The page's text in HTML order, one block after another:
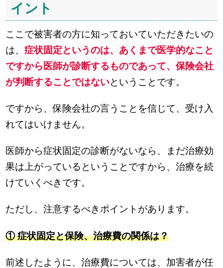
イント
ここで被害者の方に知っておいていただきたいの
は、症状固定というのは、あくまで医学的なこと
ですから医師が診断するものであって、保険会社
が判断することではないということです。
ですから、保険会社の言うことを信じて、受け入
れてはいけません。
医師から症状固定の診断がないなら、まだ治療効
果は上がっているということですから、治療を続
けていくべきです。
ただし、注意するべきポイントがあります。
① 症状固定と保険、治療費の関係は？
前述したように、治療費については、加害者が任